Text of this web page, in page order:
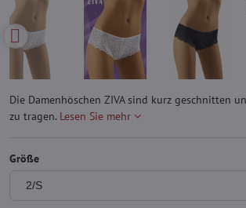
Die Damenhöschen ZIVA sind kurz geschnitten
zu tragen. Lesen Sie mehr
Größe